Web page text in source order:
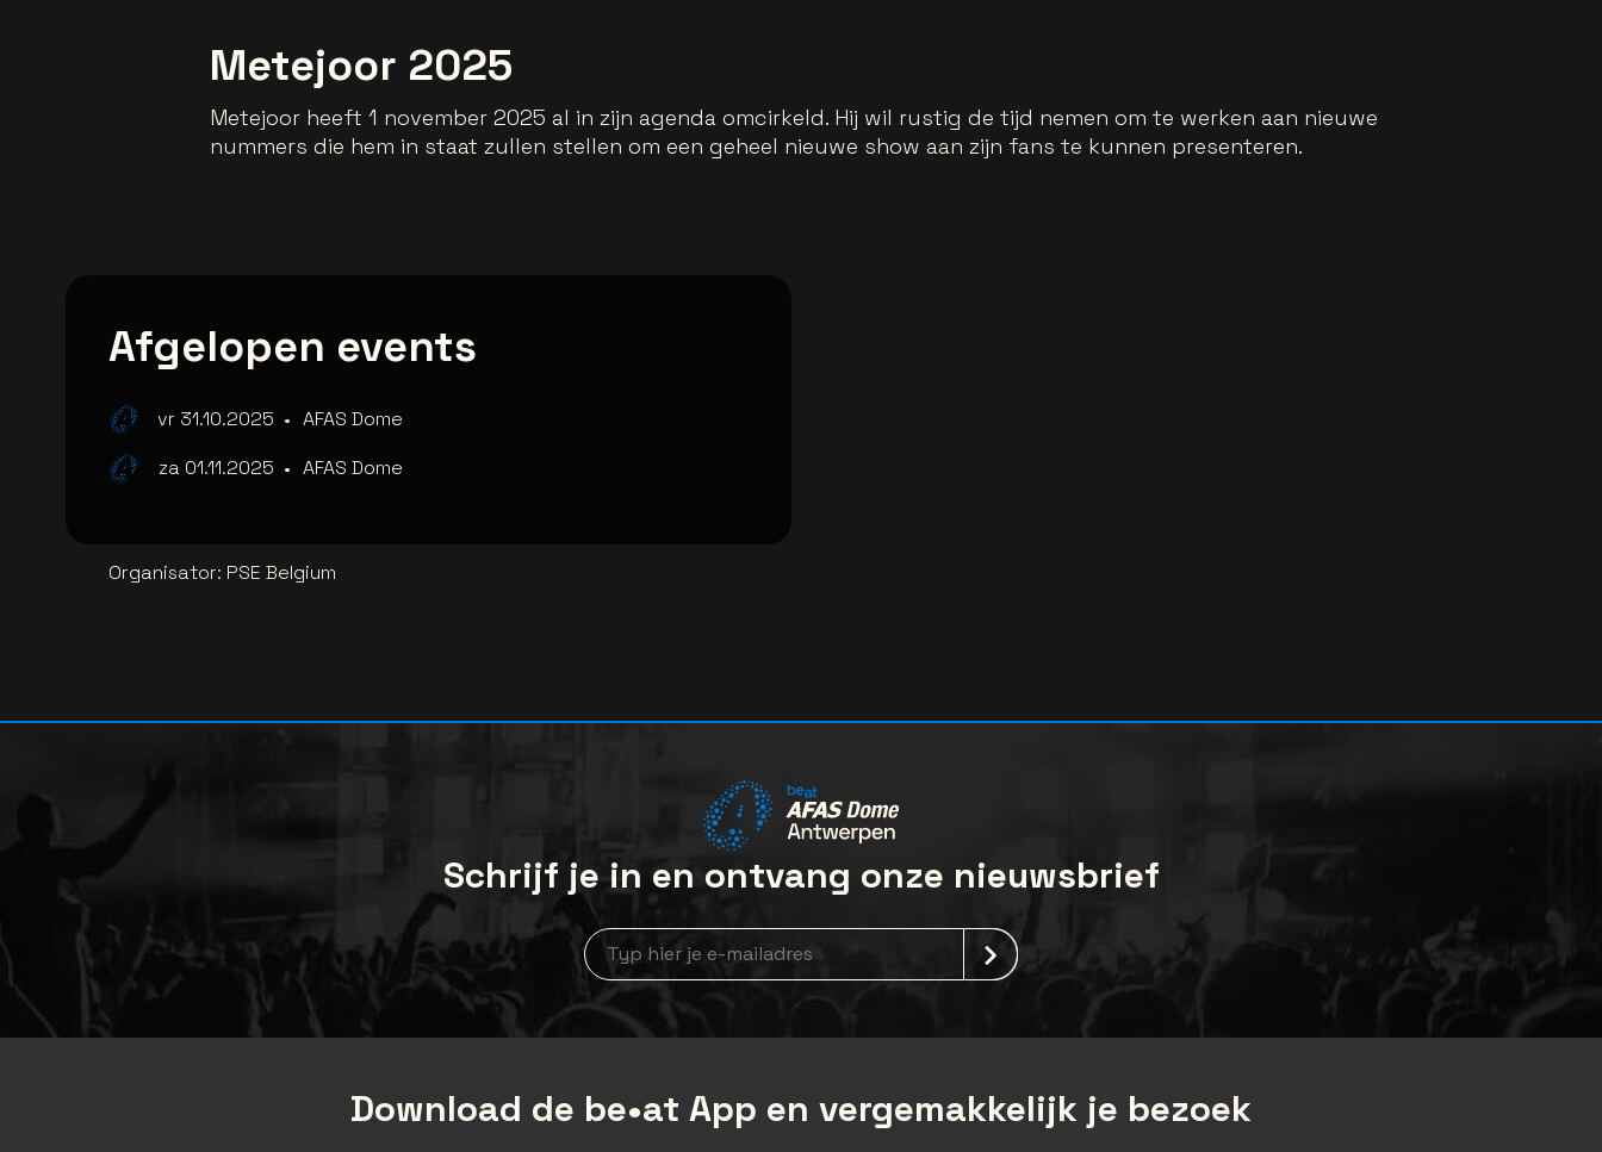
Metejoor 2025
Metejoor heeft 1 november 2025 al in zijn agenda omcirkeld. Hij wil rustig de tijd nemen om te werken aan nieuwe
nummers die hem in staat zullen stellen om een geheel nieuwe show aan zijn fans te kunnen presenteren.
Afgelopen events
vr 31.10.2025 • AFAS Dome
za 01.11.2025 • AFAS Dome
Organisator: PSE Belgium
Schrijf je in en ontvang onze nieuwsbrief
Nieuwsbrief aanmelding
Download de be•at App en vergemakkelijk je bezoek